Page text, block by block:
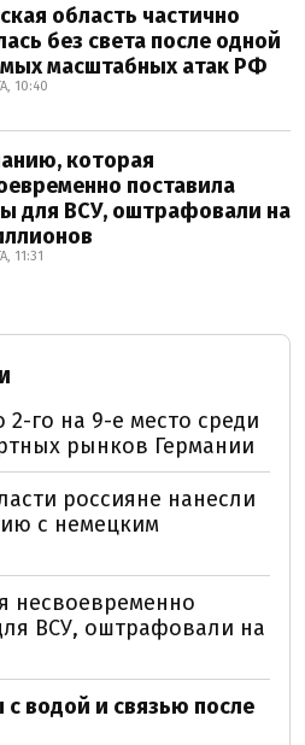
область частично
без света после одной
масштабных атак РФ
10:40
которая
поставила
для ВСУ, оштрафовали на
11:31
2-го на 9-е место среди
рынков Германии
россияне нанесли
с немецким
несвоевременно
ВСУ, оштрафовали на
водой и связью после